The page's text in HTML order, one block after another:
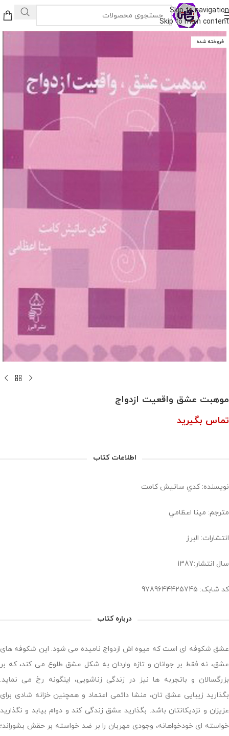
Skip to navigation
Skip to main content
فروخته شده
موهبت عشق واقعیت ازدواج
تماس بگیرید
اطلاعات کتاب
نویسنده: كدي ساتيش كامت
مترجم: مينا اعظامي
انتشارات: البرز
سال انتشار:1387
کد شابک: 9789644425745
درباره کتاب
عشق شکوفه ای است که میوه اش ازدواج نامیده می شود. این شکوفه های
عشق، نه فقط بر جوانان و تازه واردان به شکل عشق طلوع می کند، که بر
بزرگسالان و باتجربه ها نیز در زندگی زناشویی، اینگونه رخ می نماید.
بگذارید زیبایی عشق تان، منشا دائمی اعتماد و همچنین خزانه شادی برای
عزیزان و نزدیکانتان باشد. بگذارید عشق زندگی کند و دوام بیابد و نگذارید
خواسته ای خودخواهانه، وجودی مهربان را بر ضد خواسته بر حقش بشوراند؛